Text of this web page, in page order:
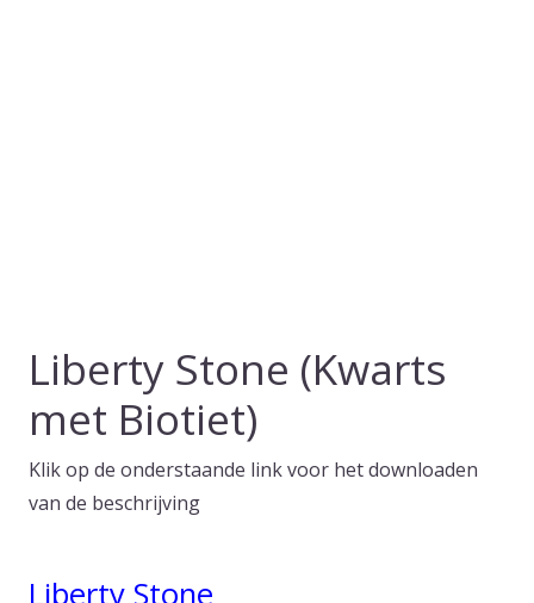
Liberty Stone (Kwarts
met Biotiet)
Klik op de onderstaande link voor het downloaden
van de beschrijving
Liberty Stone